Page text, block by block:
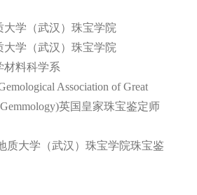
大学（武汉）珠宝学院
大学（武汉）珠宝学院
材料科学系
Association of Great
英国皇家珠宝鉴定师
质大学（武汉）珠宝学院珠宝鉴